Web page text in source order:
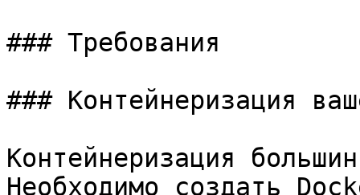
### Требования
### Контейнеризация
Контейнеризация
Необходимо создать